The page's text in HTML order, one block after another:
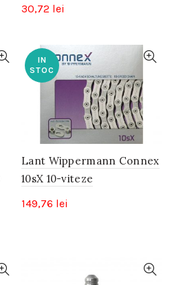
30,72 lei
IN
STOC
Lant Wippermann Connex
10sX 10-viteze
149,76 lei